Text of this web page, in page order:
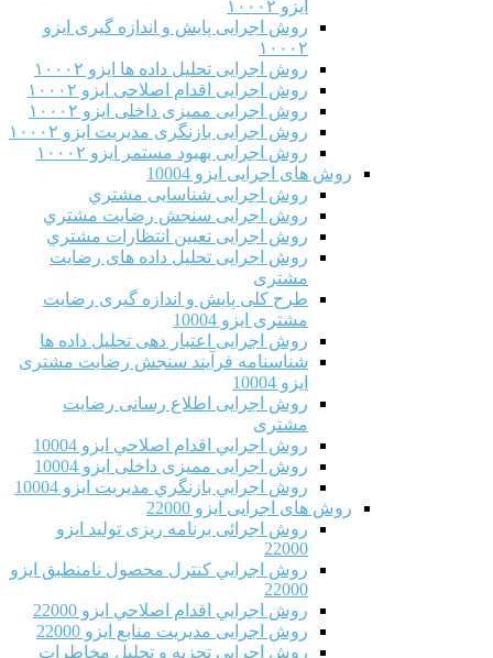
ایزو ۱۰۰۰۲
روش اجرایی پایش و اندازه گیری ایزو
۱۰۰۰۲
روش اجرایی تحلیل داده ها ایزو ۱۰۰۰۲
روش اجرایی اقدام اصلاحی ایزو ۱۰۰۰۲
روش اجرایی ممیزی داخلی ایزو ۱۰۰۰۲
روش اجرایی بازنگری مدیریت ایزو ۱۰۰۰۲
روش اجرایی بهبود مستمر ایزو ۱۰۰۰۲
روش های اجرایی ایزو 10004
روش اجرایی شناسایی مشتري
روش اجرایی سنجش رضایت مشتري
روش اجرایی تعیین انتظارات مشتري
روش اجرایی تحلیل داده های رضایت
مشتری
طرح کلی پایش و اندازه گیری رضایت
مشتری ایزو 10004
روش اجرایی اعتبار دهی تحلیل داده ها
شناسنامه فرآیند سنجش رضایت مشتری
ایزو 10004
روش اجرایی اطلاع رسانی رضایت
مشتری
روش اجرايي اقدام اصلاحي ایزو 10004
روش اجرایی ممیزی داخلی ایزو 10004
روش اجرايي بازنگري مديريت ایزو 10004
روش های اجرایی ایزو 22000
روش اجرائی برنامه ريزی توليد ایزو
22000
روش اجرايي كنترل محصول نامنطبق ایزو
22000
روش اجرايي اقدام اصلاحي ایزو 22000
روش اجرایی مدیریت منابع ایزو 22000
روش اجرايي تجزیه و تحلیل مخاطرات